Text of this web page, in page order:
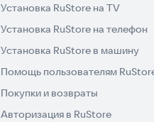
Установка RuStore на TV
Установка RuStore на телефон
Установка RuStore в машину
Помощь пользователям
Покупки и возвраты
Авторизация в RuStore